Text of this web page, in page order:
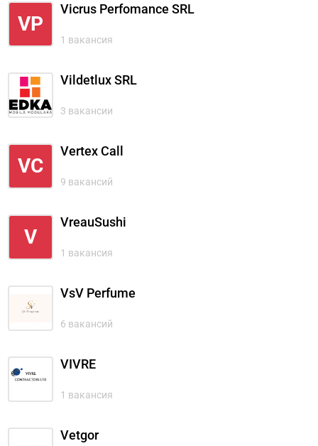
VP
Vicrus Perfomance SRL
1 вакансия
Vildetlux SRL
3 вакансии
VC
Vertex Call
9 вакансий
V
VreauSushi
1 вакансия
VsV Perfume
6 вакансий
VIVRE
1 вакансия
Vetgor